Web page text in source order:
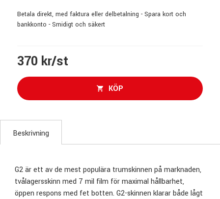
Betala direkt, med faktura eller delbetalning - Spara kort och
bankkonto - Smidigt och säkert
370 kr/st
KÖP
Beskrivning
G2 är ett av de mest populära trumskinnen på marknaden,
tvålagersskinn med 7 mil film för maximal hållbarhet,
öppen respons med fet botten. G2-skinnen klarar både lågt